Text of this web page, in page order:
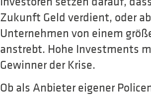
Zukunft Geld verdient, oder
Unternehmen von einem
anstrebt. Hohe Investments
Gewinner der Krise.
Ob als Anbieter eigener